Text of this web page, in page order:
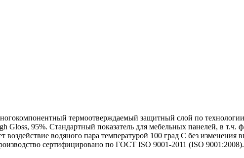
термоотверждаемый защитный слой по
95%. Стандартный показатель для мебельных панелей, в т.ч.
водяного пара температурой 100 град С без изменения
сертифицировано по ГОСТ ISO 9001-2011 (ISO